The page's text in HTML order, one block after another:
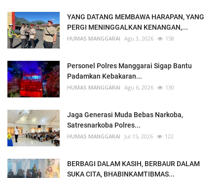
YANG DATANG MEMBAWA HARAPAN, YANG
PERGI MENINGGALKAN KENANGAN,...
HUMAS MANGGARAI Agu 3, 2026 158
Personel Polres Manggarai Sigap Bantu
Padamkan Kebakaran...
HUMAS MANGGARAI Agu 6, 2026 130
Jaga Generasi Muda Bebas Narkoba,
Satresnarkoba Polres...
HUMAS MANGGARAI Jul 15, 2026 122
BERBAGI DALAM KASIH, BERBAUR DALAM
SUKA CITA, BHABINKAMTIBMAS...